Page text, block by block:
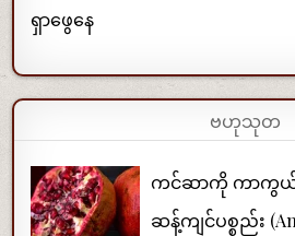
ရှာဖွေနေ
ဗဟုသုတ
ကင်ဆာကို ကာကွယ်
ဆန့်ကျင်ပစ္စည်း